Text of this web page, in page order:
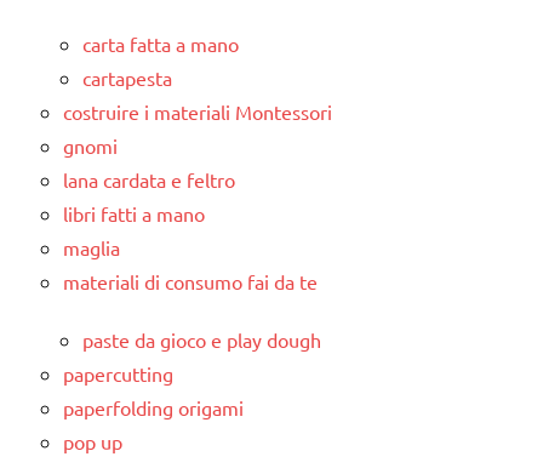
carta fatta a mano
cartapesta
costruire i materiali Montessori
gnomi
lana cardata e feltro
libri fatti a mano
maglia
materiali di consumo fai da te
paste da gioco e play dough
papercutting
paperfolding origami
pop up